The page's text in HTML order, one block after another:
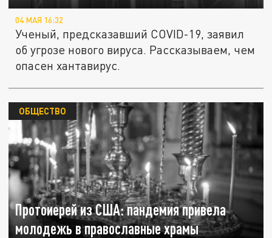
04 МАЯ 16:32
Ученый, предсказавший COVID-19, заявил
об угрозе нового вируса. Рассказываем, чем
опасен хантавирус.
Протоиерей из США: пандемия привела
молодежь в православные храмы
ОБЩЕСТВО